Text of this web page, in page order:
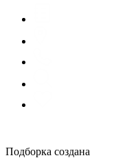
Подборка создана